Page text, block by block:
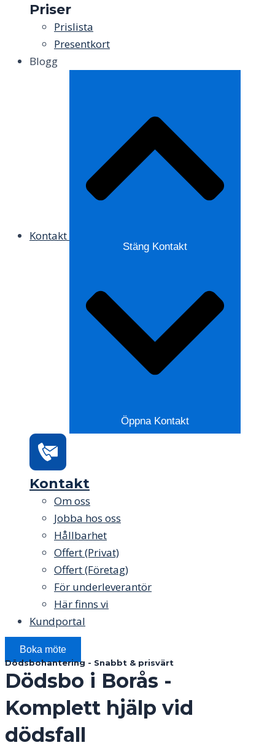
Priser
Prislista
Presentkort
Blogg
Kontakt
Stäng Kontakt
Öppna Kontakt
Kontakt
Om oss
Jobba hos oss
Hållbarhet
Offert (Privat)
Offert (Företag)
För underleverantör
Här finns vi
Kundportal
Boka möte
Dödsbohantering - Snabbt & prisvärt
Dödsbo i Borås -
Komplett hjälp vid
dödsfall